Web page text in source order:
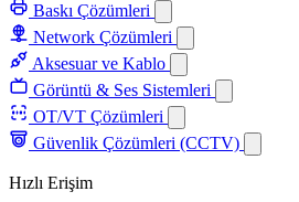
Baskı Çözümleri
Network Çözümleri
Aksesuar ve Kablo
Görüntü & Ses Sistemleri
OT/VT Çözümleri
Güvenlik Çözümleri (CCTV)
Hızlı Erişim